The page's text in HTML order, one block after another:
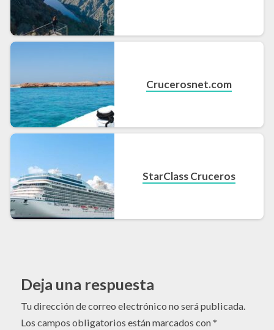
Crucerosnet.com
StarClass Cruceros
Deja una respuesta
Tu dirección de correo electrónico no será publicada.
Los campos obligatorios están marcados con*